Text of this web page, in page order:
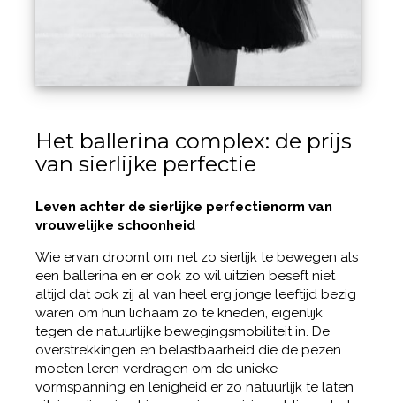
Het ballerina complex: de prijs
van sierlijke perfectie
Leven achter de sierlijke perfectienorm van
vrouwelijke schoonheid
Wie ervan droomt om net zo sierlijk te bewegen als
een ballerina en er ook zo wil uitzien beseft niet
altijd dat ook zij al van heel erg jonge leeftijd bezig
waren om hun lichaam zo te kneden, eigenlijk
tegen de natuurlijke bewegingsmobiliteit in. De
overstrekkingen en belastbaarheid die de pezen
moeten leren verdragen om de unieke
vormspanning en lenigheid er zo natuurlijk te laten